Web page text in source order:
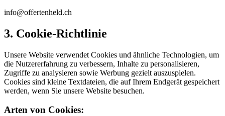
info@offertenheld.ch
3. Cookie-Richtlinie
Unsere Website verwendet Cookies und ähnliche Technologien, um
die Nutzererfahrung zu verbessern, Inhalte zu personalisieren,
Zugriffe zu analysieren sowie Werbung gezielt auszuspielen.
Cookies sind kleine Textdateien, die auf Ihrem Endgerät gespeichert
werden, wenn Sie unsere Website besuchen.
Arten von Cookies: